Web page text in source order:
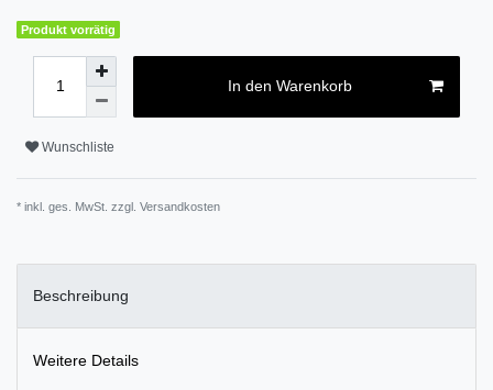
Produkt vorrätig
In den Warenkorb
Wunschliste
* inkl. ges. MwSt. zzgl. Versandkosten
Beschreibung
Weitere Details